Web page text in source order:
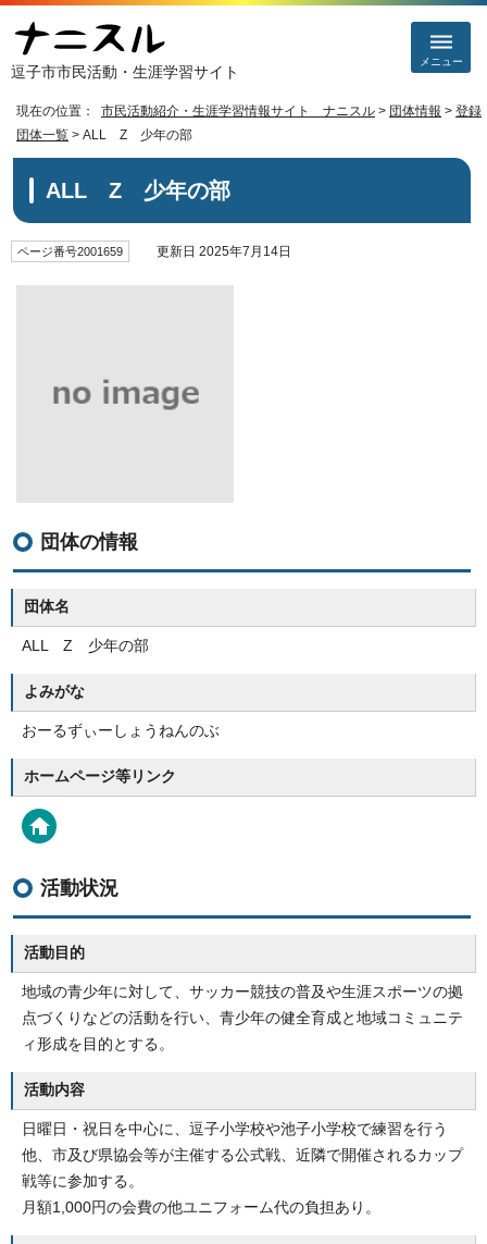
逗子市市民活動・生涯学習サイト
メニュー
現在の位置： 市民活動紹介・生涯学習情報サイト ナニスル > 団体情報 > 登録
団体一覧 > ALL Z 少年の部
ALL Z 少年の部
ページ番号2001659 更新日 2025年7月14日
団体の情報
団体名
ALL Z 少年の部
よみがな
おーるずぃーしょうねんのぶ
ホームページ等リンク
活動状況
活動目的
地域の青少年に対して、サッカー競技の普及や生涯スポーツの拠
点づくりなどの活動を行い、青少年の健全育成と地域コミュニテ
ィ形成を目的とする。
活動内容
日曜日・祝日を中心に、逗子小学校や池子小学校で練習を行う
他、市及び県協会等が主催する公式戦、近隣で開催されるカップ
戦等に参加する。
月額1,000円の会費の他ユニフォーム代の負担あり。